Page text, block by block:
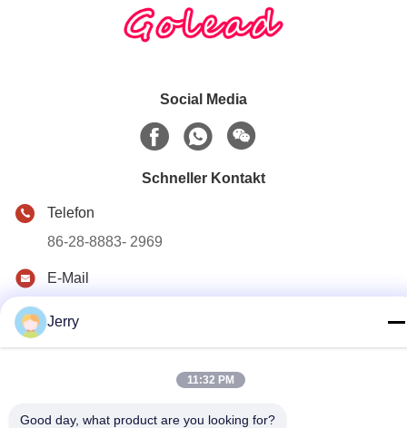
Social Media
Schneller Kontakt
Telefon
86-28-8883- 2969
E-Mail
Freihandelszone Chinas (Sichuan), Chengdu, China.
Jerry
11:32 PM
Good day, what product are you looking for?